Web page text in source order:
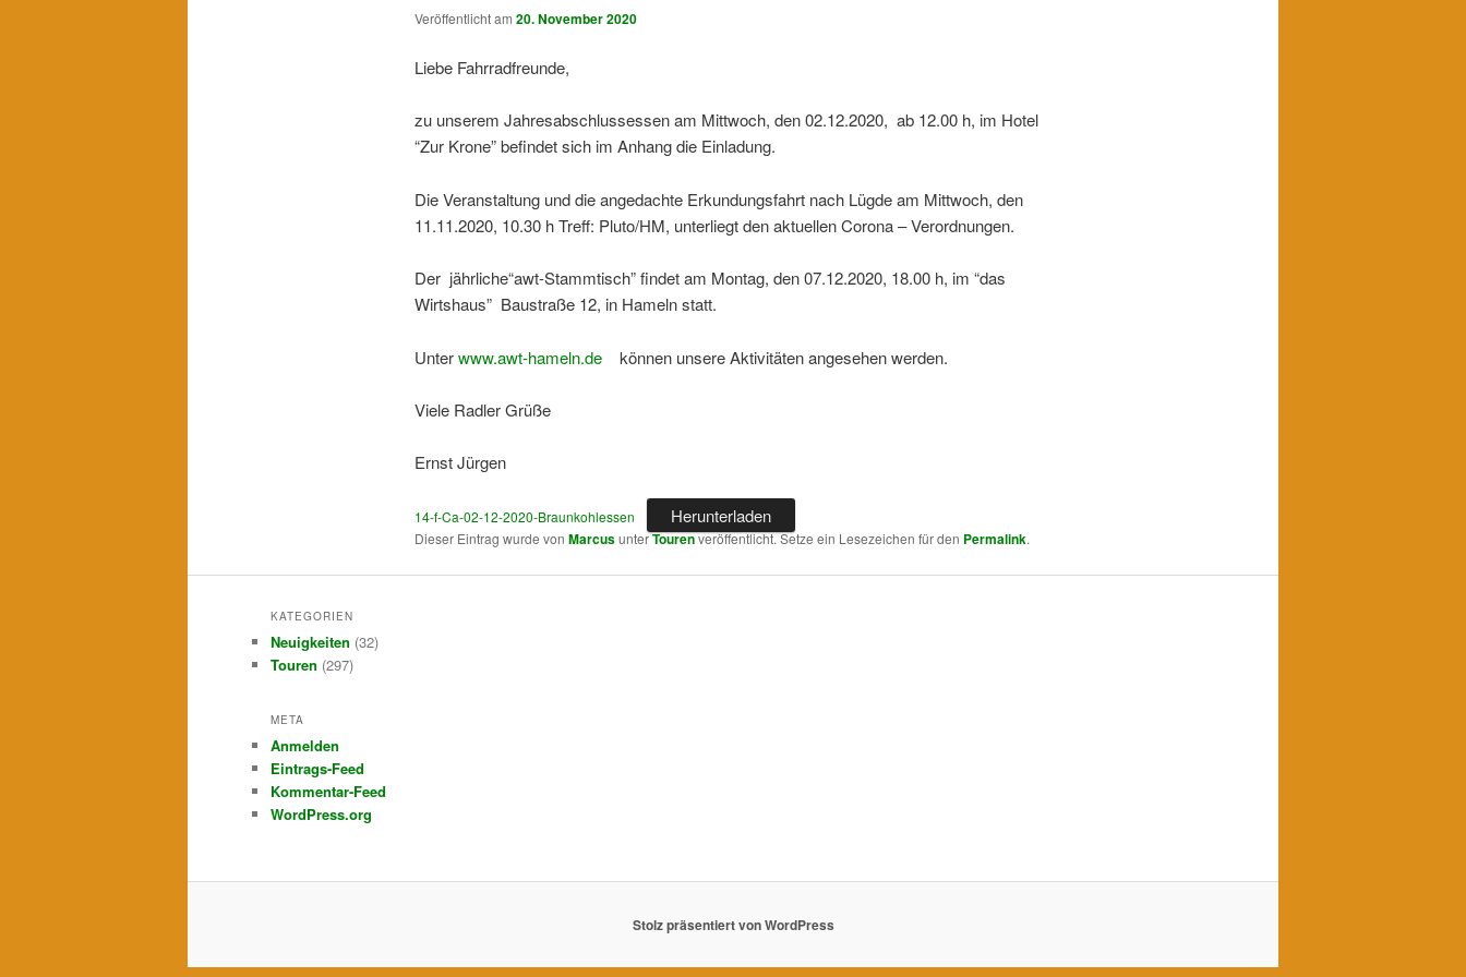
Veröffentlicht am 20. November 2020
Liebe Fahrradfreunde,
zu unserem Jahresabschlussessen am Mittwoch, den 02.12.2020, ab 12.00 h, im Hotel
“Zur Krone” befindet sich im Anhang die Einladung.
Die Veranstaltung und die angedachte Erkundungsfahrt nach Lügde am Mittwoch, den
11.11.2020, 10.30 h Treff: Pluto/HM, unterliegt den aktuellen Corona – Verordnungen.
Der jährliche“awt-Stammtisch” findet am Montag, den 07.12.2020, 18.00 h, im “das
Wirtshaus” Baustraße 12, in Hameln statt.
Unterwww.awt-hameln.dekönnen unsere Aktivitäten angesehen werden.
Viele Radler Grüße
Ernst Jürgen
14-f-Ca-02-12-2020-Braunkohlessen Herunterladen
Dieser Eintrag wurde von MarcusunterTourenveröffentlicht. Setze ein Lesezeichen für den Permalink.
KATEGORIEN
Neuigkeiten (32)
Touren (297)
META
Anmelden
Eintrags-Feed
Kommentar-Feed
WordPress.org
Stolz präsentiert von WordPress